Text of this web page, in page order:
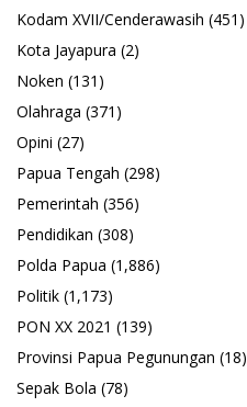
Kodam XVII/Cenderawasih (451)
Kota Jayapura (2)
Noken (131)
Olahraga (371)
Opini (27)
Papua Tengah (298)
Pemerintah (356)
Pendidikan (308)
Polda Papua (1,886)
Politik (1,173)
PON XX 2021 (139)
Provinsi Papua Pegunungan (18)
Sepak Bola (78)